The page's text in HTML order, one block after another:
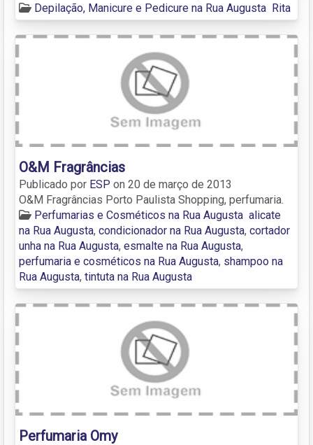
Depilação, Manicure e Pedicure na Rua Augusta Rita
O&M Fragrâncias
Publicado por ESP on 20 de março de 2013
O&M Fragrâncias Porto Paulista Shopping, perfumaria.
Perfumarias e Cosméticos na Rua Augusta alicate
na Rua Augusta, condicionador na Rua Augusta, cortador
unha na Rua Augusta, esmalte na Rua Augusta,
perfumaria e cosméticos na Rua Augusta, shampoo na
Rua Augusta, tintuta na Rua Augusta
Perfumaria Omy